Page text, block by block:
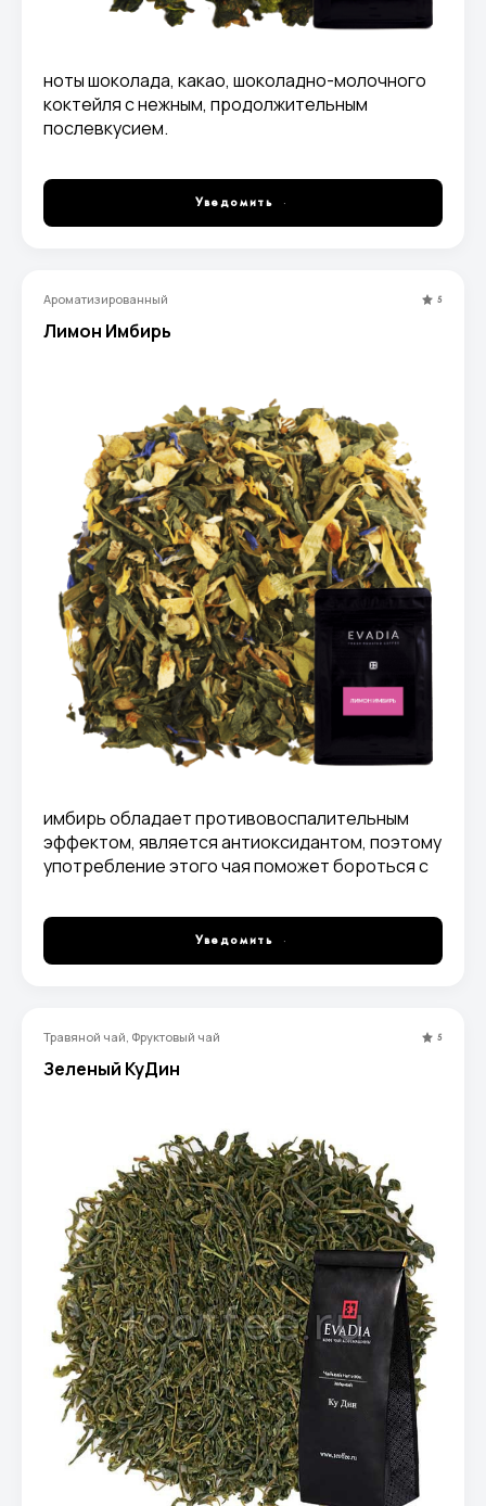
ноты шоколада, какао, шоколадно-молочного
коктейля с нежным, продолжительным
послевкусием.
Уведомить
Ароматизированный 5
Лимон Имбирь
имбирь обладает противовоспалительным
эффектом, является антиоксидантом, поэтому
употребление этого чая поможет бороться с
При заваривании получается отвар светло-
Уведомить
Травяной чай, Фруктовый чай 5
Зеленый КуДин